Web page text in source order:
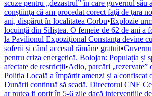
scuze pentru „dezastrul” în care guvernul său
conştiinţa că am procedat corect faţă de ţara
ani, dispărut în localitatea Corbu•Explozie
locuință din Siliștea. O femeie de 62 de ani a
la Pavilionul Expozițional Constanța devine
șoferii și când accesul rămâne gratuit•
pentru criza energetică. Bolojan: Populația și
afectate de restricții•Adio, parcări „rezervate”
Poliția Locală a împărțit amenzi și a confiscat
Dunării continuă să scadă. Directorul CNE
ar putea fi oprit în 5-6 zile dacă intervențiile